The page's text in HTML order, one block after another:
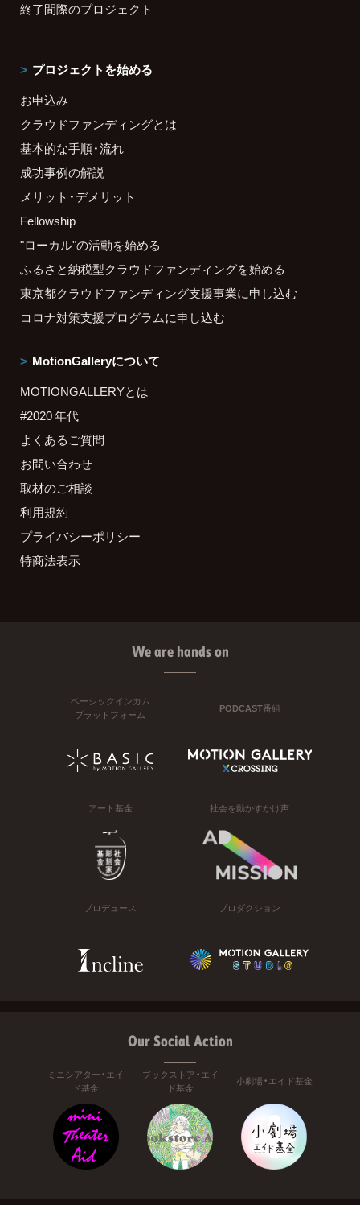
終了間際のプロジェクト
プロジェクトを始める
お申込み
クラウドファンディングとは
基本的な手順・流れ
成功事例の解説
メリット・デメリット
Fellowship
"ローカル"の活動を始める
ふるさと納税型クラウドファンディングを始める
東京都クラウドファンディング支援事業に申し込む
コロナ対策支援プログラムに申し込む
MotionGalleryについて
MOTIONGALLERYとは
#2020 年代
よくあるご質問
お問い合わせ
取材のご相談
利用規約
プライバシーポリシー
特商法表示
We are hands on
ベーシックインカム
プラットフォーム
PODCAST番組
アート基金 社会を動かすかけ声
プロデュース プロダクション
Our Social Action
ミニシアター・エイ
ド基金
ブックストア・エイ
ド基金
小劇場・エイド基金